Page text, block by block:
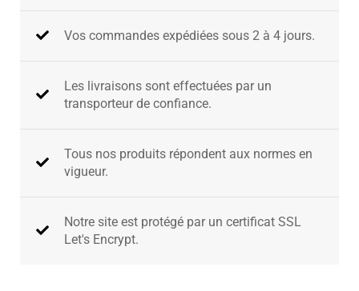
Vos commandes expédiées sous 2 à 4 jours.
Les livraisons sont effectuées par un
transporteur de confiance.
Tous nos produits répondent aux normes en
vigueur.
Notre site est protégé par un certificat SSL
Let's Encrypt.​